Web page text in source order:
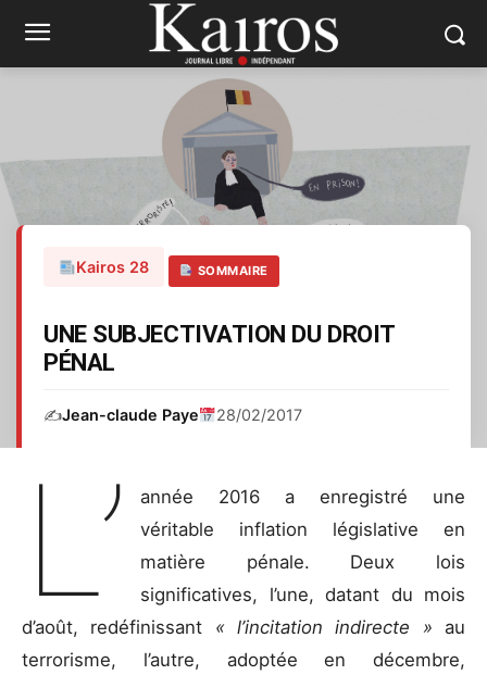
Kairos 28 SOMMAIRE
UNE SUBJECTIVATION DU DROIT
PÉNAL
✍️Jean-claude Paye 28/02/2017
L’
année 2016 a enregistré une
véritable inflation législative en
matière pénale. Deux lois
significatives, l’une, datant du mois
d’août, redéfinissant « l’incitation indirecte » au
terrorisme, l’autre, adoptée en décembre,